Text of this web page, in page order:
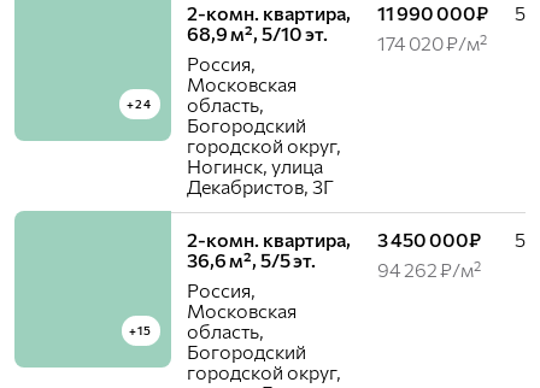
+24
2-комн. квартира,
68,9 м², 5/10 эт.
Россия,
Московская
область,
Богородский
городской округ,
Ногинск, улица
Декабристов, 3Г
11 990 000₽
174 020 ₽/м²
5 /
+15
2-комн. квартира,
36,6 м², 5/5 эт.
Россия,
Московская
область,
Богородский
городской округ,
3 450 000₽
94 262 ₽/м²
5 /